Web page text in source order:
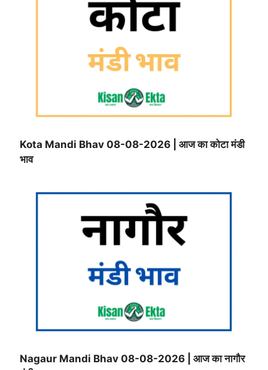
Kota Mandi Bhav 08-08-2026 | आज का कोटा मंडी
भाव
Nagaur Mandi Bhav 08-08-2026 | आज का नागौर